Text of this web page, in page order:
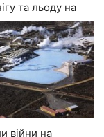
та льоду на
війни на